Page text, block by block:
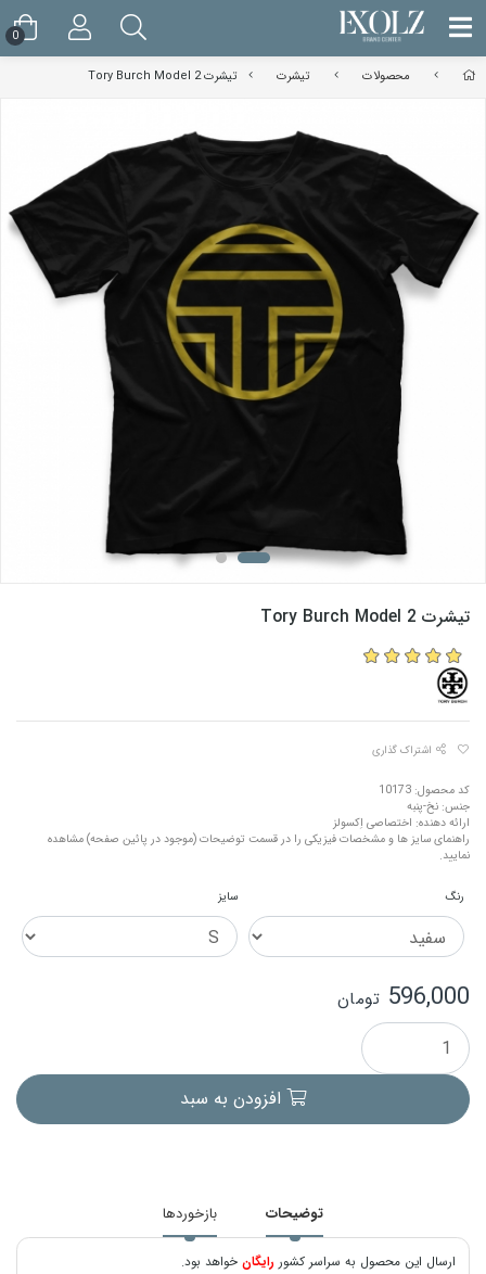
محصولات تیشرت تیشرت Tory Burch Model 2
تیشرت Tory Burch Model 2
اشتراک گذاری
کد محصول: 10173
جنس: نخ-پنبه
ارائه دهنده: اختصاصی اِکسولز
راهنمای سایز ها و مشخصات فیزیکی را در قسمت توضیحات (موجود در پائین صفحه) مشاهده
نمایید.
رنگ سایز
596,000 تومان
افزودن به سبد
توضیحات بازخوردها
ارسال این محصول به سراسر کشور رایگانخواهد بود.
0